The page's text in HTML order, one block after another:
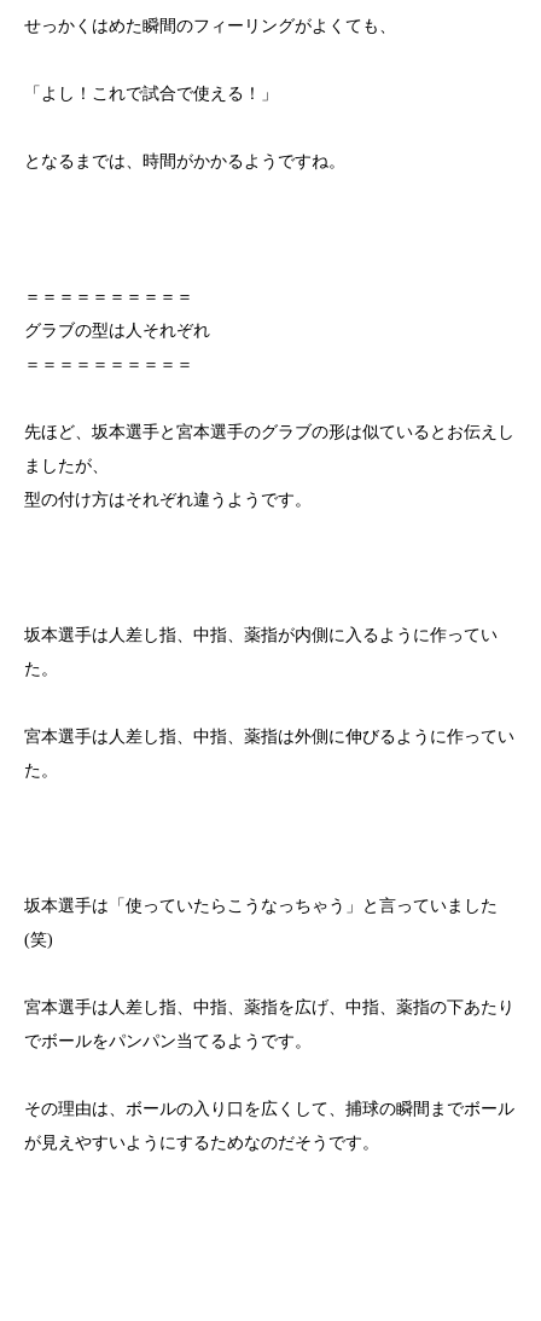
せっかくはめた瞬間のフィーリングがよくても、
「よし！これで試合で使える！」
となるまでは、時間がかかるようですね。
＝＝＝＝＝＝＝＝＝＝
グラブの型は人それぞれ
＝＝＝＝＝＝＝＝＝＝
先ほど、坂本選手と宮本選手のグラブの形は似ているとお伝えし
ましたが、
型の付け方はそれぞれ違うようです。
坂本選手は人差し指、中指、薬指が内側に入るように作ってい
た。
宮本選手は人差し指、中指、薬指は外側に伸びるように作ってい
た。
坂本選手は「使っていたらこうなっちゃう」と言っていました
(笑)
宮本選手は人差し指、中指、薬指を広げ、中指、薬指の下あたり
でボールをパンパン当てるようです。
その理由は、ボールの入り口を広くして、捕球の瞬間までボール
が見えやすいようにするためなのだそうです。